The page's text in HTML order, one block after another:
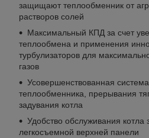
защищают теплообменник от
растворов солей
Максимальный КПД за счет
теплообмена и применения
турбулизаторов для
газов
Усовершенствованная
теплообменника, прерывания
задувания котла
Удобство обслуживания котла
легкосъемной верхней панели